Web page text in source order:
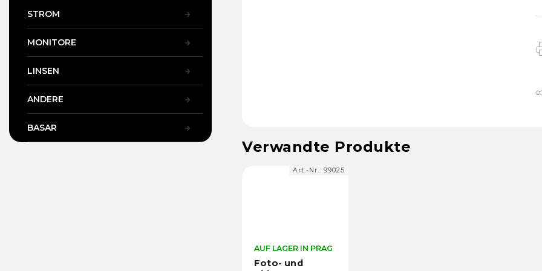
STROM
MONITORE
LINSEN
ANDERE
BASAR
Verwandte Produkte
Foto- und
AUF LAGER IN PRAG
Art.-Nr.: 99025